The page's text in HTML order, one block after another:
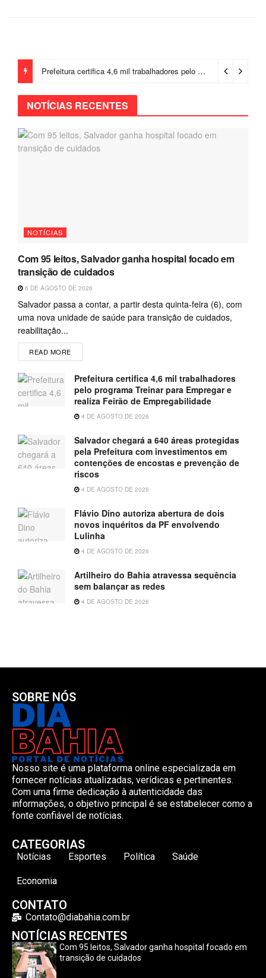
Prefeitura certifica 4,6 mil trabalhadores pelo programa Treinar para Empregar e realiza Feirão de Empregabilidade
NOTÍCIAS RECENTES
NOTÍCIAS
Com 95 leitos, Salvador ganha hospital focado em
transição de cuidados
6 DE AGOSTO DE 2026
Salvador passa a contar, a partir desta quinta-feira (6), com
uma nova unidade de saúde para transição de cuidados,
reabilitação...
READ MORE
Prefeitura certifica 4,6 mil trabalhadores
pelo programa Treinar para Empregar e
realiza Feirão de Empregabilidade
4 DE AGOSTO DE 2026
Salvador chegará a 640 áreas protegidas
pela Prefeitura com investimentos em
contenções de encostas e prevenção de
riscos
4 DE AGOSTO DE 2026
Flávio Dino autoriza abertura de dois
novos inquéritos da PF envolvendo
Lulinha
4 DE AGOSTO DE 2026
Artilheiro do Bahia atravessa sequência
sem balançar as redes
4 DE AGOSTO DE 2026
SOBRE NÓS
Nosso site é uma plataforma online especializada em
fornecer notícias atualizadas, verídicas e pertinentes.
Com uma firme dedicação à autenticidade das
informações, o objetivo principal é se estabelecer como a
fonte confiável de notícias.
CATEGORIAS
Notícias Esportes Política Saúde
Economia
CONTATO
Contato@diabahia.com.br
NOTÍCIAS RECENTES
Com 95 leitos, Salvador ganha hospital focado em
transição de cuidados